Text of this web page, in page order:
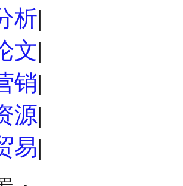
析|
文|
销|
源|
易|